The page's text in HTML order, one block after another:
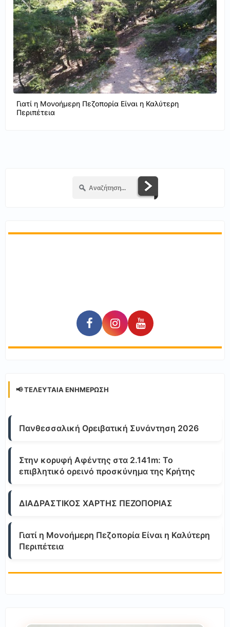
Γιατί η Μονοήμερη Πεζοπορία Είναι η Καλύτερη
Περιπέτεια
📢 ΤΕΛΕΥΤΑΊΑ ΕΝΗΜΈΡΩΣΗ
Πανθεσσαλική Ορειβατική Συνάντηση 2026
Στην κορυφή Αφέντης στα 2.141m: Το
επιβλητικό ορεινό προσκύνημα της Κρήτης
ΔΙΑΔΡΑΣΤΙΚΟΣ ΧΑΡΤΗΣ ΠΕΖΟΠΟΡΙΑΣ
Γιατί η Μονοήμερη Πεζοπορία Είναι η Καλύτερη
Περιπέτεια